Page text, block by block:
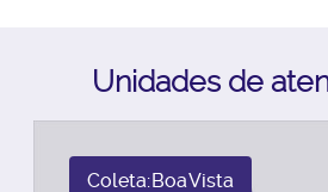
Unidades de
Coleta: Boa Vista